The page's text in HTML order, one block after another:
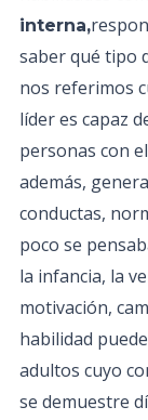
interna,
saber qué tipo
nos referimos
líder es capaz
personas con
además,
conductas,
poco se
la infancia, la
motivación,
habilidad
adultos cuyo
se demuestre